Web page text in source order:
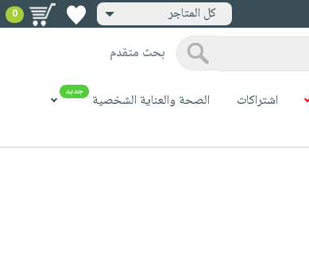
كل المتاجر 0
بحث متقدم
اشتراكات الصحة والعناية الشخصية جديد